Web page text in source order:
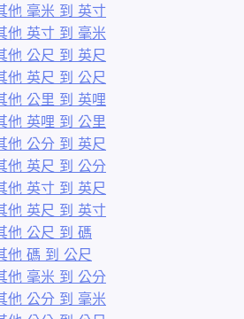
他 毫米 到 英寸
他 英寸 到 毫米
他 公尺 到 英尺
他 英尺 到 公尺
他 公里 到 英哩
他 英哩 到 公里
他 公分 到 英尺
他 英尺 到 公分
他 英寸 到 英尺
他 英尺 到 英寸
他 公尺 到 碼
他 碼 到 公尺
他 毫米 到 公分
他 公分 到 毫米